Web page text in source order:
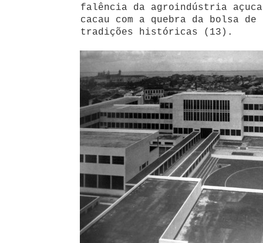
falência da agroindústria
cacau com a quebra da bolsa de
tradições históricas (13).